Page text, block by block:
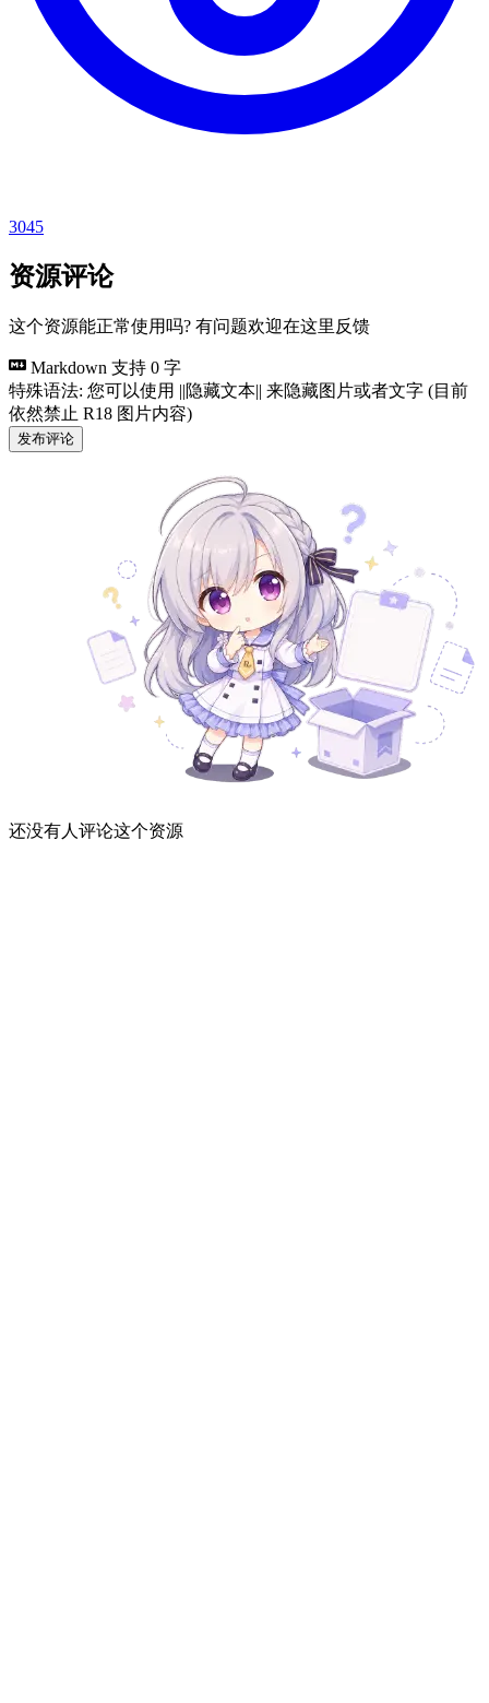
3045
资源评论
这个资源能正常使用吗? 有问题欢迎在这里反馈
Markdown 支持 0 字
特殊语法: 您可以使用 ||隐藏文本|| 来隐藏图片或者文字 (目前
依然禁止 R18 图片内容)
发布评论
还没有人评论这个资源